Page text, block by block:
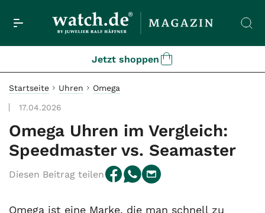
Jetzt shoppen
Startseite Uhren Omega
17.04.2026
Omega Uhren im Vergleich:
Speedmaster vs. Seamaster
Diesen Beitrag teilen
Omega ist eine Marke, die man schnell zu